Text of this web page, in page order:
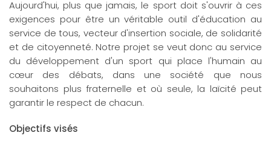
Aujourd'hui, plus que jamais, le sport doit s'ouvrir à ces
exigences pour être un véritable outil d'éducation au
service de tous, vecteur d'insertion sociale, de solidarité
et de citoyenneté. Notre projet se veut donc au service
du développement d'un sport qui place l'humain au
cœur des débats, dans une société que nous
souhaitons plus fraternelle et où seule, la laïcité peut
garantir le respect de chacun.
Objectifs visés